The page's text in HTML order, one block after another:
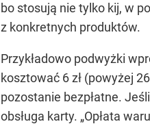
bo stosują nie tylko kij, w
z konkretnych produktów.
Przykładowo podwyżki
kosztować 6 zł (powyżej
pozostanie bezpłatne.
obsługa karty. „Opłata